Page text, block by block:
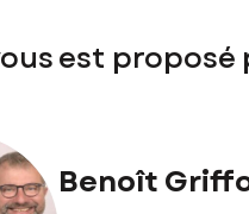
est proposé
Benoît